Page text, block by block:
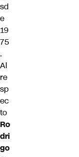
sd
e
19
75
.
Al
re
sp
ec
to
Ro
dri
go